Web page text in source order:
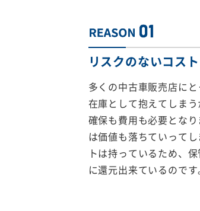
リスクのないコス
多くの中古車販売店に
在庫として抱えてしま
確保も費用も必要とな
は価値も落ちていって
トは持っているため、
に還元出来ているのです